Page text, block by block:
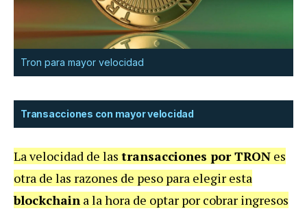
Tron para mayor velocidad
Transacciones con mayor velocidad
La velocidad de las transacciones por TRON es
otra de las razones de peso para elegir esta
blockchain a la hora de optar por cobrar ingresos